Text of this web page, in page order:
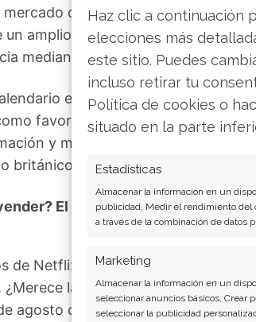
Haz clic a continuación
elecciones más
este sitio. Puedes
incluso retirar tu
Política de cookies o
situado en la parte
Estadísticas
Almacenar la información en un
publicidad, Medir el rendimiento del
a través de la combinación de datos
Marketing
Almacenar la información en un
seleccionar anuncios básicos, Crear
seleccionar la publicidad
de aproximadamente
un amplio margen financiero para
mediante el desarrollo de
está cargado. La
favorita para los premios Oscar
y mejor canción. Poco
británico del thriller "The Critic",
El nuevo Análisis de Netflix
de Netflix son contundentes:
la pena invertir o es
agosto descubrirá exactamente